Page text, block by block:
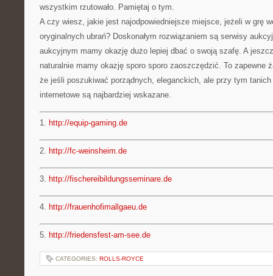
wszystkim rzutowało. Pamiętaj o tym.
A czy wiesz, jakie jest najodpowiedniejsze miejsce, jeżeli w grę
oryginalnych ubrań? Doskonałym rozwiązaniem są serwisy
aukcyjnym mamy okazję dużo lepiej dbać o swoją szafę. A
naturalnie mamy okazję sporo sporo zaoszczędzić. To zapewne
że jeśli poszukiwać porządnych, eleganckich, ale przy tym tanich
internetowe są najbardziej wskazane.
1. http://equip-gaming.de
2. http://fc-weinsheim.de
3. http://fischereibildungsseminare.de
4. http://frauenhofimallgaeu.de
5. http://friedensfest-am-see.de
CATEGORIES: ROLLS-ROYCE